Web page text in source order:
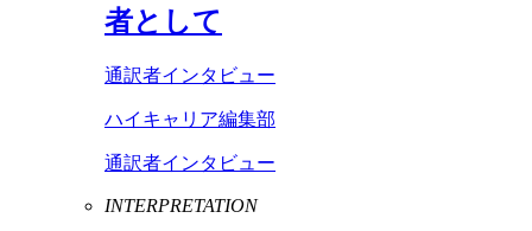
者として
通訳者インタビュー
ハイキャリア編集部
通訳者インタビュー
INTERPRETATION